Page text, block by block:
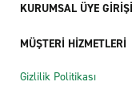
KURUMSAL ÜYE GİRİŞİ
MÜŞTERİ HİZMETLERİ
Gizlilik Politikası